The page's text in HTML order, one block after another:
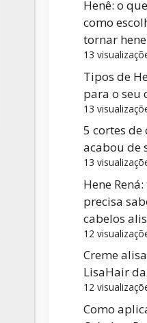
Henê: o
como
tornar
13
Tipos de
para o seu
13
5 cortes
acabou de
13
Hene
precisa
cabelos
12
Creme
LisaHair
12
Como